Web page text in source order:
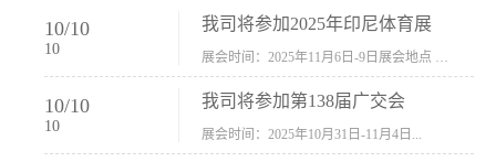
10/10
10
我司将参加2025年印尼体育展
10/10
10
我司将参加第138届广交会
展会时间：2025年10月31日-11月4日...